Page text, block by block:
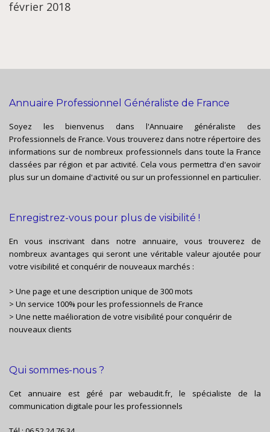
février 2018
Annuaire Professionnel Généraliste de France
Soyez les bienvenus dans l'Annuaire généraliste des
Professionnels de France. Vous trouverez dans notre répertoire des
informations sur de nombreux professionnels dans toute la France
classées par région et par activité. Cela vous permettra d'en savoir
plus sur un domaine d'activité ou sur un professionnel en particulier.
Enregistrez-vous pour plus de visibilité !
En vous inscrivant dans notre annuaire, vous trouverez de
nombreux avantages qui seront une véritable valeur ajoutée pour
votre visibilité et conquérir de nouveaux marchés :
> Une page et une description unique de 300 mots
> Un service 100% pour les professionnels de France
> Une nette maélioration de votre visibilité pour conquérir de
nouveaux clients
Qui sommes-nous ?
Cet annuaire est géré parwebaudit.fr, le spécialiste de la
communication digitale pour les professionnels